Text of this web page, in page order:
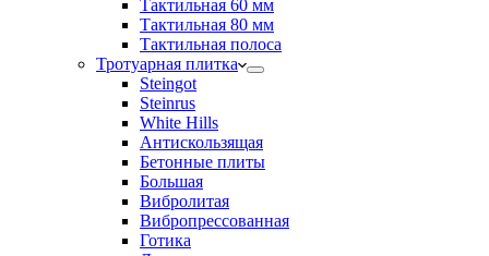
Тактильная 60 мм
Тактильная 80 мм
Тактильная полоса
Тротуарная плитка
Steingot
Steinrus
White Hills
Антискользящая
Бетонные плиты
Большая
Вибролитая
Вибропрессованная
Готика